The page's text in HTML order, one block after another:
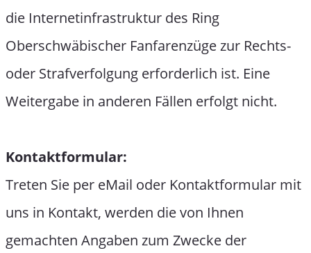
die Internetinfrastruktur des Ring
Oberschwäbischer Fanfarenzüge zur Rechts-
oder Strafverfolgung erforderlich ist. Eine
Weitergabe in anderen Fällen erfolgt nicht.
Kontaktformular:
Treten Sie per eMail oder Kontaktformular mit
uns in Kontakt, werden die von Ihnen
gemachten Angaben zum Zwecke der